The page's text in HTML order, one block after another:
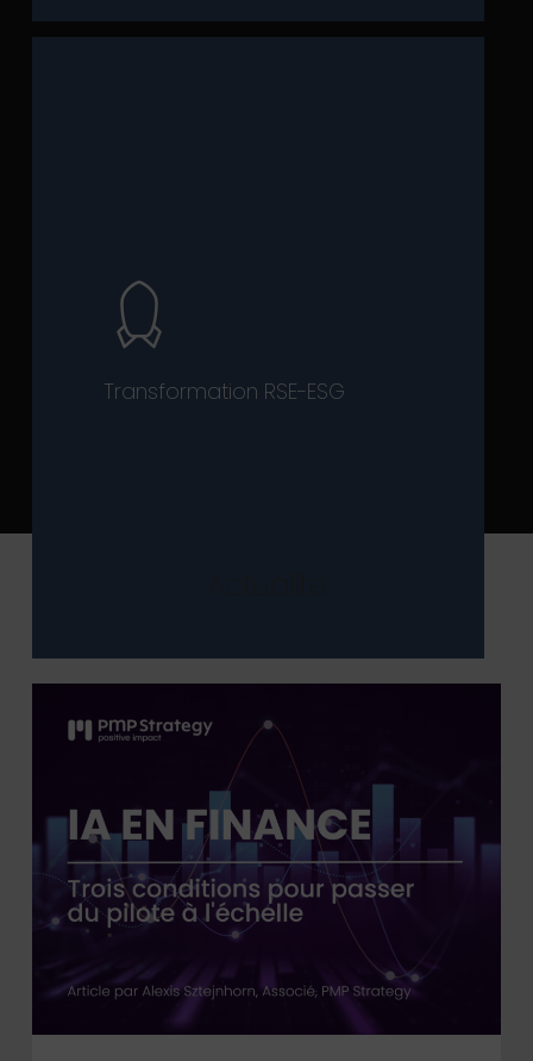
Transformation RSE-ESG
Notre proposition de valeur consiste
les DAF dans leur transformation afin
qu’ils prennent les enjeux de
durabilité et d’impacts